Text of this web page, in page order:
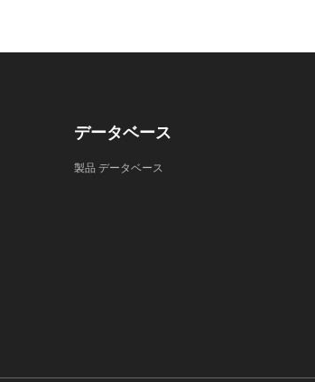
データベース
製品 データベース